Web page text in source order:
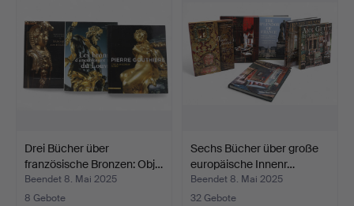
Drei Bücher über
französische Bronzen: Obj…
Beendet 8. Mai 2025
8 Gebote
Sechs Bücher über große
europäische Innenr…
Beendet 8. Mai 2025
32 Gebote